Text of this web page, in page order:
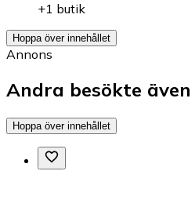
+1 butik
Hoppa över innehållet
Annons
Andra besökte även
Hoppa över innehållet